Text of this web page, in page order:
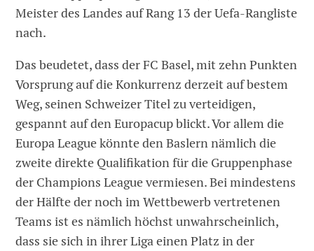
Meister des Landes auf Rang 13 der Uefa-Rangliste
nach.
Das beudetet, dass der FC Basel, mit zehn Punkten
Vorsprung auf die Konkurrenz derzeit auf bestem
Weg, seinen Schweizer Titel zu verteidigen,
gespannt auf den Europacup blickt. Vor allem die
Europa League könnte den Baslern nämlich die
zweite direkte Qualifikation für die Gruppenphase
der Champions League vermiesen. Bei mindestens
der Hälfte der noch im Wettbewerb vertretenen
Teams ist es nämlich höchst unwahrscheinlich,
dass sie sich in ihrer Liga einen Platz in der